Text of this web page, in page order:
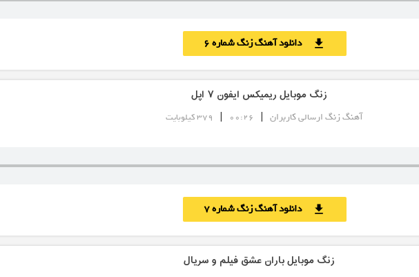
download دانلود آهنگ زنگ شماره 6
زنگ موبایل ریمیکس ایفون ۷ اپل
آهنگ زنگ ارسالی کاربران |
00:26
| 379 کیلوبایت
download دانلود آهنگ زنگ شماره 7
زنگ موبایل باران عشق فیلم و سریال